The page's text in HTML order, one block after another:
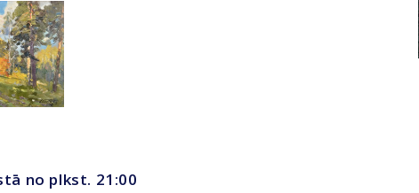
no plkst. 21:00